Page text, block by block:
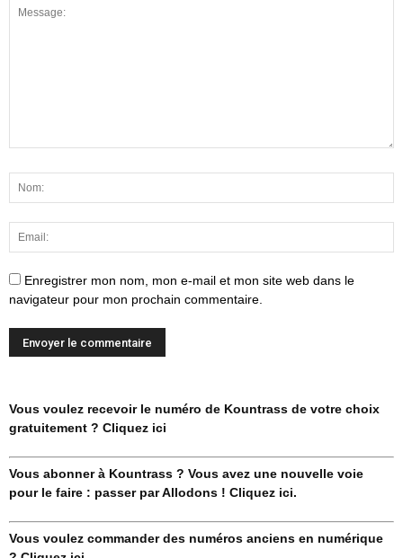
Enregistrer mon nom, mon e-mail et mon site web dans le
navigateur pour mon prochain commentaire.
Vous voulez recevoir le numéro de Kountrass de votre choix
gratuitement ? Cliquez ici
Vous abonner à Kountrass ? Vous avez une nouvelle voie
pour le faire : passer par Allodons ! Cliquez ici.
Vous voulez commander des numéros anciens en numérique